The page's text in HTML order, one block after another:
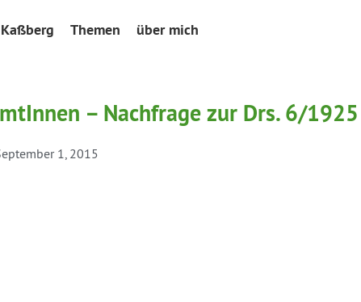
Kaßberg Themen über mich
– Nachfrage zur Drs. 6/1925
1, 2015